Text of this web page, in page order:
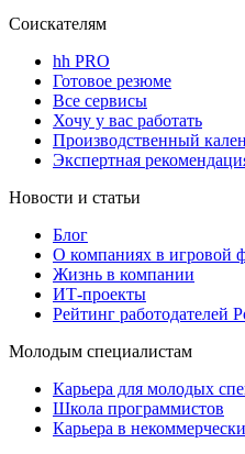
Соискателям
hh PRO
Готовое резюме
Все сервисы
Хочу у вас работать
Производственный
Экспертная
Новости и статьи
Блог
О компаниях в игровой
Жизнь в компании
ИТ-проекты
Рейтинг работодателей
Молодым специалистам
Карьера для молодых
Школа программистов
Карьера в